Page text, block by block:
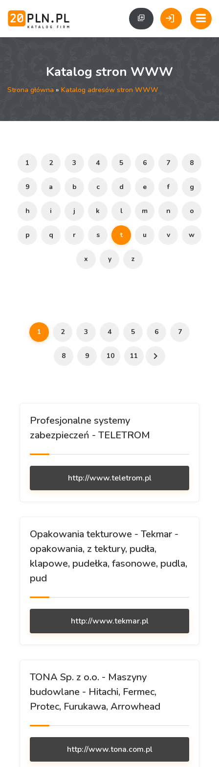
Katalog stron WWW
Strona główna » Katalog adresów stron WWW
1 2 3 4 5 6 7 8
9 a b c d e f g
h i j k l m n o
p q r s t u v w
x y z
1 2 3 4 5 6 7
8 9 10 11
Profesjonalne systemy
zabezpieczeń - TELETROM
http://www.teletrom.pl
Opakowania tekturowe - Tekmar -
opakowania, z tektury, pudła,
klapowe, pudełka, fasonowe, pudla,
pud
http://www.tekmar.pl
TONA Sp. z o.o. - Maszyny
budowlane - Hitachi, Fermec,
Protec, Furukawa, Arrowhead
http://www.tona.com.pl